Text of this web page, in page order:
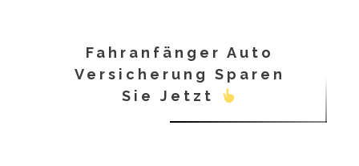
Fahranfänger Auto
Versicherung Sparen
Sie Jetzt